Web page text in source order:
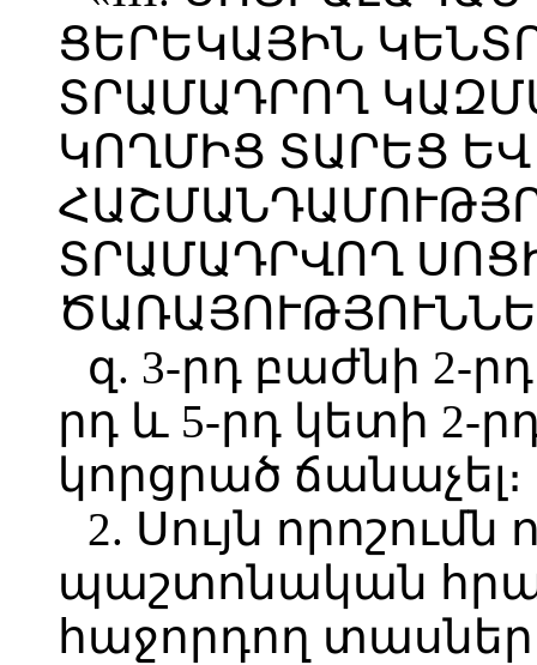
ՑԵՐԵԿԱՅԻՆ
ՏՐԱՄԱԴՐՈՂ
ԿՈՂՄԻՑ ՏԱՐԵՑ
ՏՐԱՄԱԴՐՎՈՂ
զ. 3-րդ բաժնի 2-
րդ և 5-րդ կետի 2-
կորցրած ճանաչել։
2. Սույն որոշումն
պաշտոնական
հաջորդող